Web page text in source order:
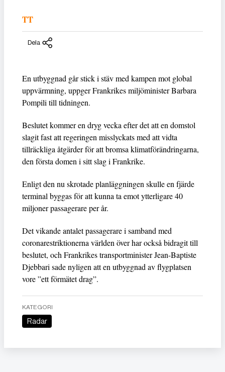
TT
Dela
En utbyggnad går stick i stäv med kampen mot global
uppvärmning, uppger Frankrikes miljöminister Barbara
Pompili till tidningen.
Beslutet kommer en dryg vecka efter det att en domstol
slagit fast att regeringen misslyckats med att vidta
tillräckliga åtgärder för att bromsa klimatförändringarna,
den första domen i sitt slag i Frankrike.
Enligt den nu skrotade planläggningen skulle en fjärde
terminal byggas för att kunna ta emot ytterligare 40
miljoner passagerare per år.
Det vikande antalet passagerare i samband med
coronarestriktionerna världen över har också bidragit till
beslutet, och Frankrikes transportminister Jean-Baptiste
Djebbari sade nyligen att en utbyggnad av flygplatsen
vore ”ett förmätet drag”.
KATEGORI
Radar